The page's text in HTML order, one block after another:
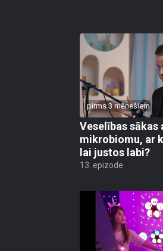
pirms 3 mēnešiem
Veselības sākas
mikrobiomu, ar
lai justos labi?
13. epizode